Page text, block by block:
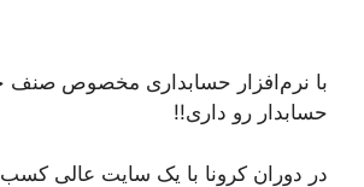
با نرم‌افزار حسابداری مخصوص صنف
حسابدار رو داری!!
در دوران کرونا با یک سایت عالی